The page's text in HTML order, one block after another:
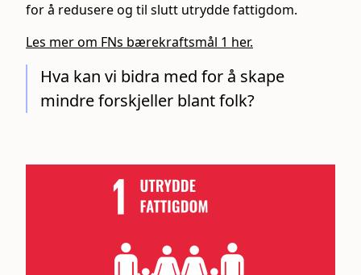
for å redusere og til slutt utrydde fattigdom.
Les mer om FNs bærekraftsmål 1 her.
Hva kan vi bidra med for å skape
mindre forskjeller blant folk?